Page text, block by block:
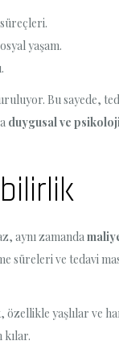
yaşam.
Bu sayede,
duygusal ve
aynı zamanda
süreleri ve tedavi
yaşlılar ve